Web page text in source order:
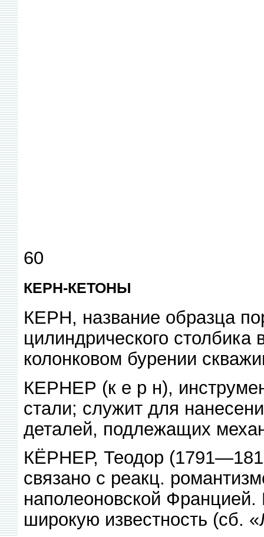
60
КЕРН-КЕТОНЫ
КЕРН, название образца
цилиндрического столбика
колонковом бурении
КЕРНЕР (к е р н),
стали; служит для
деталей, подлежащих
КЁРНЕР, Теодор
связано с реакц.
наполеоновской
широкую известность (сб.